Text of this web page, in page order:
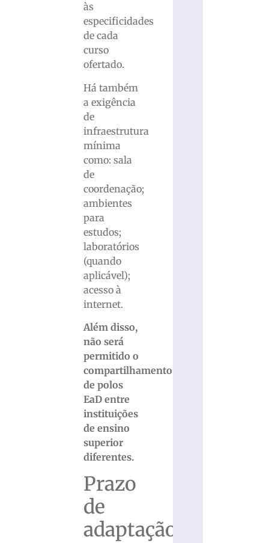
às
especificidades
de cada
curso
ofertado.
Há também
a exigência
de
infraestrutura
mínima
como: sala
de
coordenação;
ambientes
para
estudos;
laboratórios
(quando
aplicável);
acesso à
internet.
Além disso,
não será
permitido o
compartilhamento
de polos
EaD entre
instituições
de ensino
superior
diferentes.
Prazo
de
adaptação